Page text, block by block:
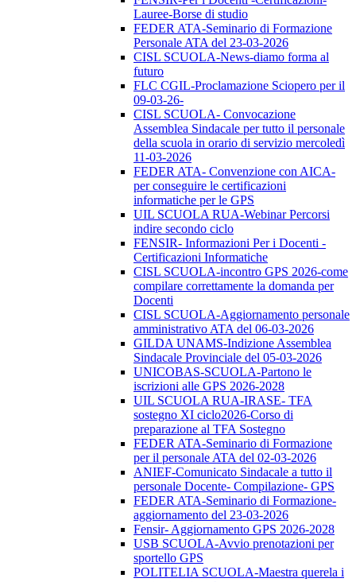
Lauree-Borse di studio
FEDER ATA-Seminario di Formazione
Personale ATA del 23-03-2026
CISL SCUOLA-News-diamo forma al
futuro
FLC CGIL-Proclamazione Sciopero per il
09-03-26-
CISL SCUOLA- Convocazione
Assemblea Sindacale per tutto il personale
della scuola in orario di servizio mercoledì
11-03-2026
FEDER ATA- Convenzione con AICA-
per conseguire le certificazioni
informatiche per le GPS
UIL SCUOLA RUA-Webinar Percorsi
indire secondo ciclo
FENSIR- Informazioni Per i Docenti -
Certificazioni Informatiche
CISL SCUOLA-incontro GPS 2026-come
compilare correttamente la domanda per
Docenti
CISL SCUOLA-Aggiornamento personale
amministrativo ATA del 06-03-2026
GILDA UNAMS-Indizione Assemblea
Sindacale Provinciale del 05-03-2026
UNICOBAS-SCUOLA-Partono le
iscrizioni alle GPS 2026-2028
UIL SCUOLA RUA-IRASE- TFA
sostegno XI ciclo2026-Corso di
preparazione al TFA Sostegno
FEDER ATA-Seminario di Formazione
per il personale ATA del 02-03-2026
ANIEF-Comunicato Sindacale a tutto il
personale Docente- Compilazione- GPS
FEDER ATA-Seminario di Formazione-
aggiornamento del 23-03-2026
Fensir- Aggiornamento GPS 2026-2028
USB SCUOLA-Avvio prenotazioni per
sportello GPS
POLITELIA SCUOLA-Maestra querela i